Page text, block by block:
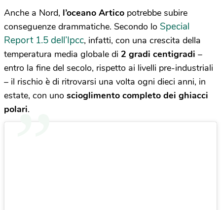
Anche a Nord, l’oceano Artico potrebbe subire
conseguenze drammatiche. Secondo lo Special
Report 1.5 dell’Ipcc, infatti, con una crescita della
temperatura media globale di 2 gradi centigradi –
entro la fine del secolo, rispetto ai livelli pre-industriali
– il rischio è di ritrovarsi una volta ogni dieci anni, in
estate, con uno scioglimento completo dei ghiacci
polari.